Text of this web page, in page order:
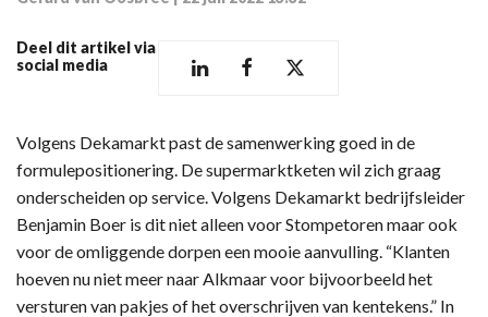
Deel dit artikel via
social media
Volgens Dekamarkt past de samenwerking goed in de
formulepositionering. De supermarktketen wil zich graag
onderscheiden op service. Volgens Dekamarkt bedrijfsleider
Benjamin Boer is dit niet alleen voor Stompetoren maar ook
voor de omliggende dorpen een mooie aanvulling. “Klanten
hoeven nu niet meer naar Alkmaar voor bijvoorbeeld het
versturen van pakjes of het overschrijven van kentekens.” In